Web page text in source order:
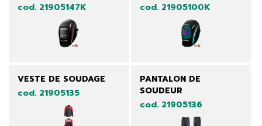
cod. 21905147K
cod. 21905100K
VESTE DE SOUDAGE
cod. 21905135
PANTALON DE
SOUDEUR
cod. 21905136